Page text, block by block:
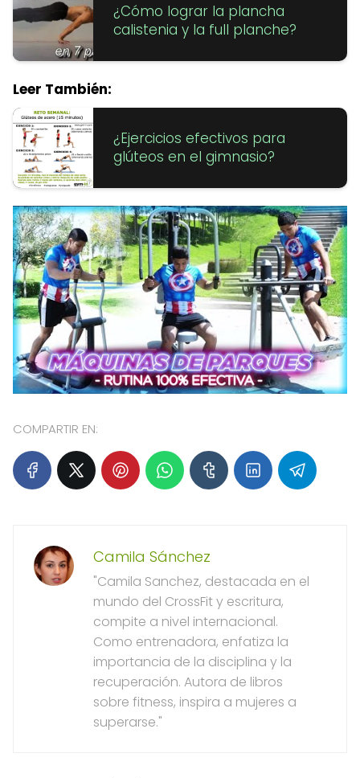
¿Cómo lograr la plancha
calistenia y la full planche?
Leer También:
¿Ejercicios efectivos para
glúteos en el gimnasio?
COMPARTIR EN:
Camila Sánchez
"Camila Sanchez, destacada en el
mundo del CrossFit y escritura,
compite a nivel internacional.
Como entrenadora, enfatiza la
importancia de la disciplina y la
recuperación. Autora de libros
sobre fitness, inspira a mujeres a
superarse."